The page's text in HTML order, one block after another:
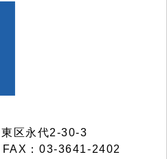
区永代2-30-3
：03-3641-2402